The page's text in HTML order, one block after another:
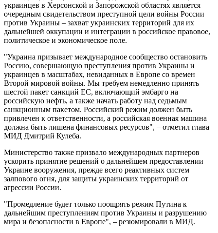
украинцев в Херсонской и Запорожской областях является
очередным свидетельством преступной цели войны России
против Украины – захват украинских территорий для их
дальнейшей оккупации и интеграции в российское правовое,
политическое и экономическое поле.
"Украина призывает международное сообщество остановить
Россию, совершающую преступления против Украины и
украинцев в масштабах, невиданных в Европе со времен
Второй мировой войны. Мы требуем немедленно принять
шестой пакет санкций ЕС, включающий эмбарго на
российскую нефть, а также начать работу над седьмым
санкционным пакетом. Российский режим должен быть
привлечен к ответственности, а российская военная машина
должна быть лишена финансовых ресурсов", – отметил глава
МИД Дмитрий Кулеба.
Министерство также призвало международных партнеров
ускорить принятие решений о дальнейшем предоставлении
Украине вооружения, прежде всего реактивных систем
залпового огня, для защиты украинских территорий от
агрессии России.
"Промедление будет только поощрять режим Путина к
дальнейшим преступлениям против Украины и разрушению
мира и безопасности в Европе", – резюмировали в МИД.